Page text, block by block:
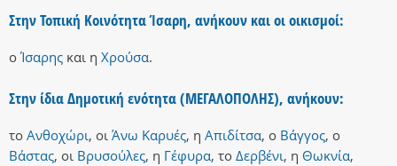
Στην Τοπική Κοινότητα Ίσαρη, ανήκουν και οι οικισμοί:
ο Ίσαρης και η Χρούσα.
Στην ίδια Δημοτική ενότητα (ΜΕΓΑΛΟΠΟΛΗΣ), ανήκουν:
το Ανθοχώρι, οι Άνω Καρυές, η Απιδίτσα, ο Βάγγος, ο
Βάστας, οι Βρυσούλες, η Γέφυρα, το Δερβένι, η Θωκνία,